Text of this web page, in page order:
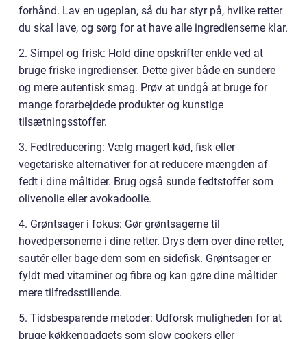
forhånd. Lav en ugeplan, så du har styr på, hvilke retter
du skal lave, og sørg for at have alle ingredienserne klar.
2. Simpel og frisk: Hold dine opskrifter enkle ved at
bruge friske ingredienser. Dette giver både en sundere
og mere autentisk smag. Prøv at undgå at bruge for
mange forarbejdede produkter og kunstige
tilsætningsstoffer.
3. Fedtreducering: Vælg magert kød, fisk eller
vegetariske alternativer for at reducere mængden af
fedt i dine måltider. Brug også sunde fedtstoffer som
olivenolie eller avokadoolie.
4. Grøntsager i fokus: Gør grøntsagerne til
hovedpersonerne i dine retter. Drys dem over dine retter,
sautér eller bage dem som en sidefisk. Grøntsager er
fyldt med vitaminer og fibre og kan gøre dine måltider
mere tilfredsstillende.
5. Tidsbesparende metoder: Udforsk muligheden for at
bruge køkkengadgets som slow cookers eller